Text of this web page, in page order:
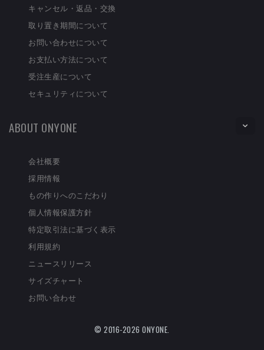
キャンセル・返品・交換
取り置き期間について
お問い合わせについて
お支払い方法について
受注生産について
セキュリティについて
ABOUT ONYONE
会社概要
採用情報
もの作りへのこだわり
個人情報保護方針
特定取引法に基づく表示
利用規約
ニュースリリース
サイズチャート
お問い合わせ
© 2016-2026 ONYONE.